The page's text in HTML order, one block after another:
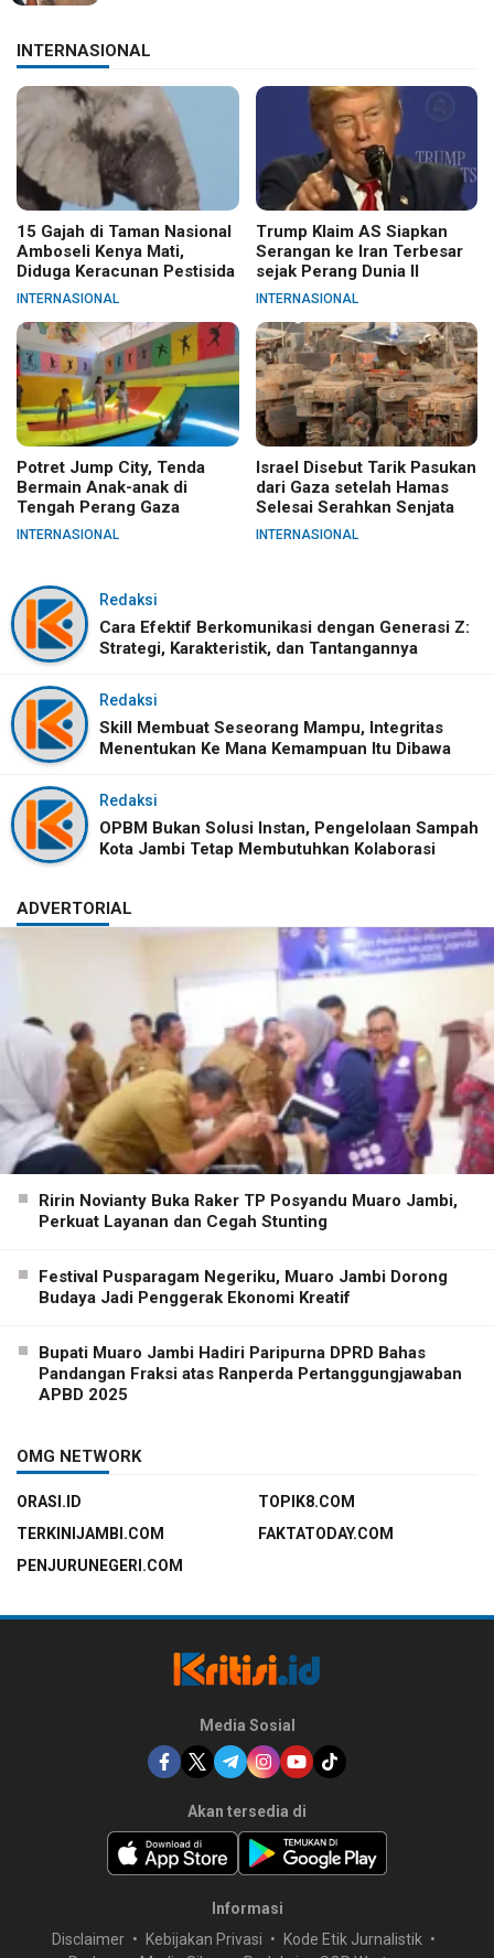
INTERNASIONAL
15 Gajah di Taman Nasional
Amboseli Kenya Mati,
Diduga Keracunan Pestisida
INTERNASIONAL
Trump Klaim AS Siapkan
Serangan ke Iran Terbesar
sejak Perang Dunia II
INTERNASIONAL
Potret Jump City, Tenda
Bermain Anak-anak di
Tengah Perang Gaza
INTERNASIONAL
Israel Disebut Tarik Pasukan
dari Gaza setelah Hamas
Selesai Serahkan Senjata
INTERNASIONAL
Redaksi
Cara Efektif Berkomunikasi dengan Generasi Z:
Strategi, Karakteristik, dan Tantangannya
Redaksi
Skill Membuat Seseorang Mampu, Integritas
Menentukan Ke Mana Kemampuan Itu Dibawa
Redaksi
OPBM Bukan Solusi Instan, Pengelolaan Sampah
Kota Jambi Tetap Membutuhkan Kolaborasi
ADVERTORIAL
Ririn Novianty Buka Raker TP Posyandu Muaro Jambi,
Perkuat Layanan dan Cegah Stunting
Festival Pusparagam Negeriku, Muaro Jambi Dorong
Budaya Jadi Penggerak Ekonomi Kreatif
Bupati Muaro Jambi Hadiri Paripurna DPRD Bahas
Pandangan Fraksi atas Ranperda Pertanggungjawaban
APBD 2025
OMG NETWORK
ORASI.ID
TOPIK8.COM
TERKINIJAMBI.COM
FAKTATODAY.COM
PENJURUNEGERI.COM
Media Sosial
Akan tersedia di
Informasi
Disclaimer
Kebijakan Privasi
Kode Etik Jurnalistik